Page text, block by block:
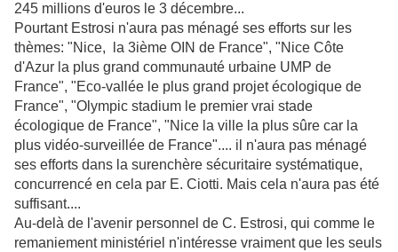
245 millions d'euros le 3 décembre...
Pourtant Estrosi n'aura pas ménagé ses efforts sur les
thèmes: "Nice, la 3ième OIN de France", "Nice Côte
d'Azur la plus grand communauté urbaine UMP de
France", "Eco-vallée le plus grand projet écologique de
France", "Olympic stadium le premier vrai stade
écologique de France", "Nice la ville la plus sûre car la
plus vidéo-surveillée de France".... il n'aura pas ménagé
ses efforts dans la surenchère sécuritaire systématique,
concurrencé en cela par E. Ciotti. Mais cela n'aura pas été
suffisant....
Au-delà de l'avenir personnel de C. Estrosi, qui comme le
remaniement ministériel n'intéresse vraiment que les seuls